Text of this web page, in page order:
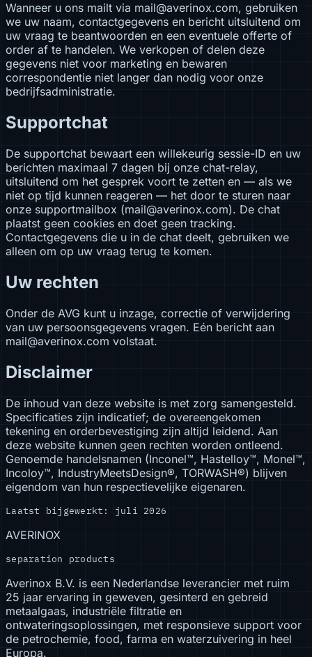
Wanneer u ons mailt via mail@averinox.com, gebruiken
we uw naam, contactgegevens en bericht uitsluitend om
uw vraag te beantwoorden en een eventuele offerte of
order af te handelen. We verkopen of delen deze
gegevens niet voor marketing en bewaren
correspondentie niet langer dan nodig voor onze
bedrijfsadministratie.
Supportchat
De supportchat bewaart een willekeurig sessie-ID en uw
berichten maximaal 7 dagen bij onze chat-relay,
uitsluitend om het gesprek voort te zetten en — als we
niet op tijd kunnen reageren — het door te sturen naar
onze supportmailbox (mail@averinox.com). De chat
plaatst geen cookies en doet geen tracking.
Contactgegevens die u in de chat deelt, gebruiken we
alleen om op uw vraag terug te komen.
Uw rechten
Onder de AVG kunt u inzage, correctie of verwijdering
van uw persoonsgegevens vragen. Eén bericht aan
mail@averinox.com volstaat.
Disclaimer
De inhoud van deze website is met zorg samengesteld.
Specificaties zijn indicatief; de overeengekomen
tekening en orderbevestiging zijn altijd leidend. Aan
deze website kunnen geen rechten worden ontleend.
Genoemde handelsnamen (Inconel™, Hastelloy™, Monel™,
Incoloy™, IndustryMeetsDesign®, TORWASH®) blijven
eigendom van hun respectievelijke eigenaren.
Laatst bijgewerkt: juli 2026
AVERINOX
separation products
Averinox B.V. is een Nederlandse leverancier met ruim
25 jaar ervaring in geweven, gesinterd en gebreid
metaalgaas, industriële filtratie en
ontwateringsoplossingen, met responsieve support voor
de petrochemie, food, farma en waterzuivering in heel
Europa.